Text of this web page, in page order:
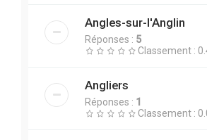
Angles-sur-l'Anglin
Réponses : 5
Classement :
Angliers
Réponses : 1
Classement :